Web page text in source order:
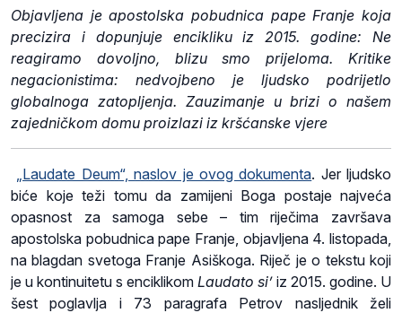
Objavljena je apostolska pobudnica pape Franje koja
precizira i dopunjuje encikliku iz 2015. godine: Ne
reagiramo dovoljno, blizu smo prijeloma. Kritike
negacionistima: nedvojbeno je ljudsko podrijetlo
globalnoga zatopljenja. Zauzimanje u brizi o našem
zajedničkom domu proizlazi iz kršćanske vjere
„Laudate Deum“, naslov je ovog dokumenta. Jer ljudsko
biće koje teži tomu da zamijeni Boga postaje najveća
opasnost za samoga sebe – tim riječima završava
apostolska pobudnica pape Franje, objavljena 4. listopada,
na blagdan svetoga Franje Asiškoga. Riječ je o tekstu koji
je u kontinuitetu s enciklikom Laudato si’ iz 2015. godine. U
šest poglavlja i 73 paragrafa Petrov nasljednik želi